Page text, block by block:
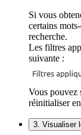
Si vous
certains
recherche.
Les filtres
suivante :
Vous pouvez
réinitialiser
3. Visualiser